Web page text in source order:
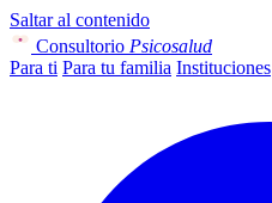
Saltar al contenido
Consultorio Psicosalud
Para ti Para tu familia Instituciones